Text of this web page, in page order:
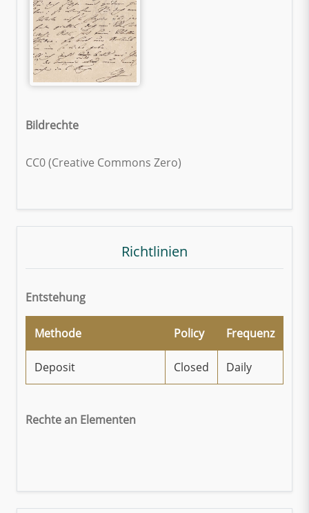
Bildrechte
CC0 (Creative Commons Zero)
Richtlinien
Entstehung
Methode Policy Frequenz
Deposit Closed Daily
Rechte an Elementen